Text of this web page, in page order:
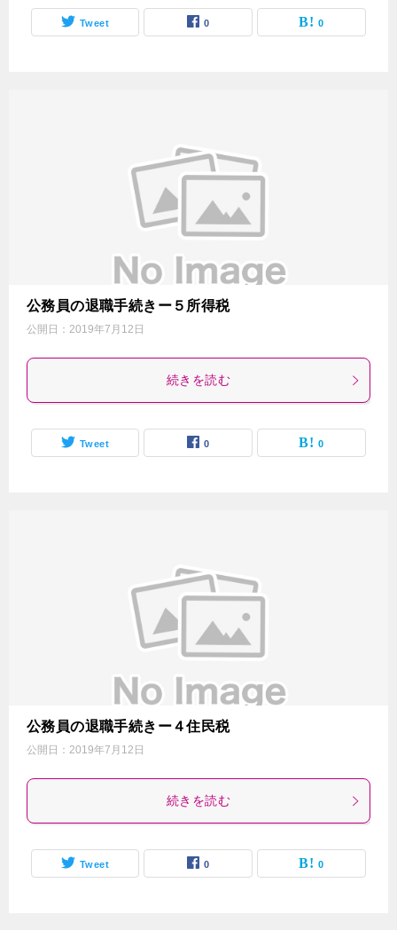
Tweet 0 0
公務員の退職手続きー５所得税
公開日： 2019年7月12日
続きを読む
Tweet 0 0
公務員の退職手続きー４住民税
公開日： 2019年7月12日
続きを読む
Tweet 0 0